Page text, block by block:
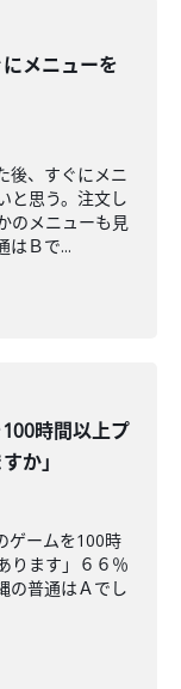
にメニューを
後、すぐにメニ
と思う。注文し
のメニューも見
はＢで...
100時間以上プ
か」
ゲームを100時
ります」６６％
の普通はＡでし